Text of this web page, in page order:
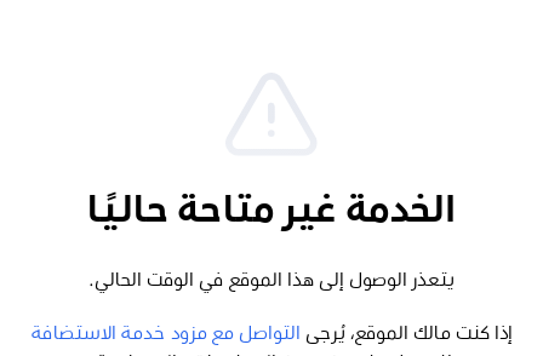
الخدمة غير متاحة حاليًا
يتعذر الوصول إلى هذا الموقع في الوقت الحالي.
إذا كنت مالك الموقع، يُرجى
التواصل مع مزود خدمة الاستضافة